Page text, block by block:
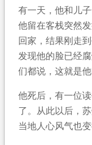
有一天，他和儿
他留在客栈突然
回家，结果刚走
发现他的脸已经
们都说，这就是
他死后，有一位
了。从此以后，
当地人心风气也变